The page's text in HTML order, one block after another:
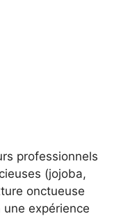
professionnels
(jojoba,
onctueuse
expérience